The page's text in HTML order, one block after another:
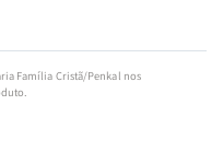
Família Cristã/Penkal nos